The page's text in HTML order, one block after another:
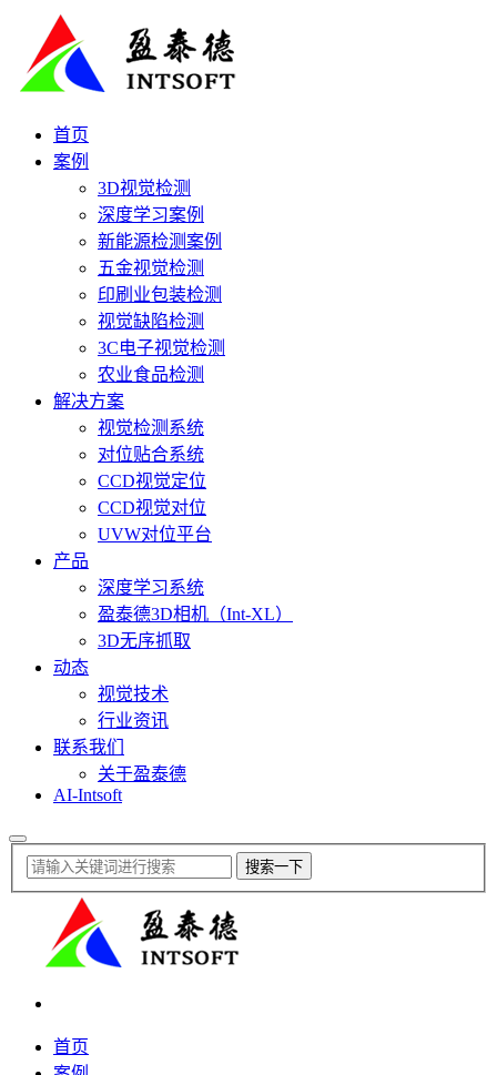
首页
案例
3D视觉检测
深度学习案例
新能源检测案例
五金视觉检测
印刷业包装检测
视觉缺陷检测
3C电子视觉检测
农业食品检测
解决方案
视觉检测系统
对位贴合系统
CCD视觉定位
CCD视觉对位
UVW对位平台
产品
深度学习系统
盈泰德3D相机（Int-XL）
3D无序抓取
动态
视觉技术
行业资讯
联系我们
关于盈泰德
AI-Intsoft
首页